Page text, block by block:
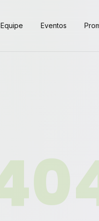
Equipe Eventos